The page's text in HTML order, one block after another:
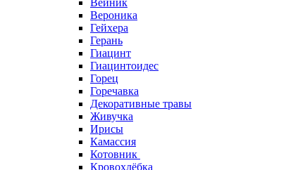
Вейник
Вероника
Гейхера
Герань
Гиацинт
Гиацинтоидес
Горец
Горечавка
Декоративные травы
Живучка
Ирисы
Камассия
Котовник
Кровохлёбка